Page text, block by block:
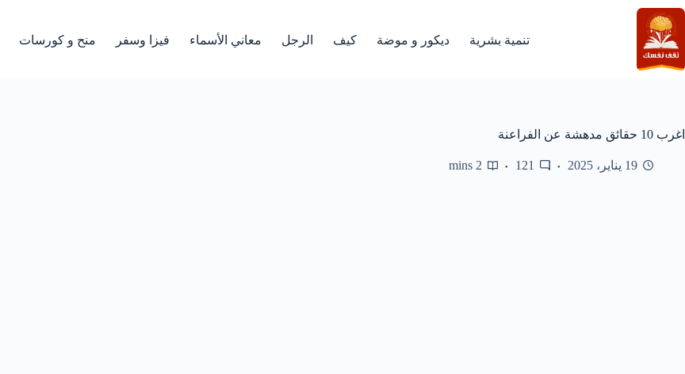
التجاوز
إلى
المحتوى
تنمية بشرية ديكور و موضة كيف الرجل معاني الأسماء فيزا وسفر منح و كورسات
اغرب 10 حقائق مدهشة عن الفراعنة
19 يناير، 2025 121
2 mins